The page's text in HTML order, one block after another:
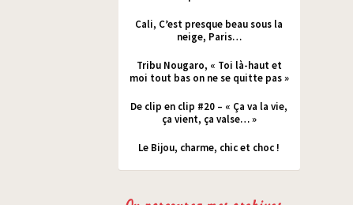
Cali, C’est presque beau sous la
neige, Paris…
Tribu Nougaro, « Toi là-haut et
moi tout bas on ne se quitte pas »
De clip en clip #20 – « Ça va la vie,
ça vient, ça valse… »
Le Bijou, charme, chic et choc !